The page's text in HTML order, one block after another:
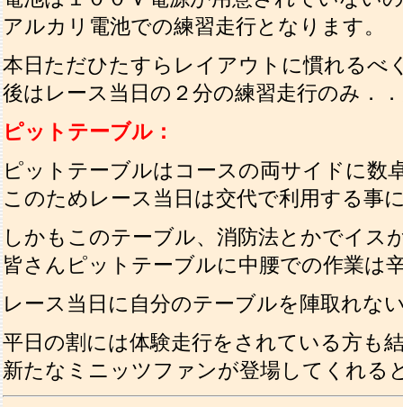
アルカリ電池での練習走行となります。
本日ただひたすらレイアウトに慣れるべ
後はレース当日の２分の練習走行のみ．
ピットテーブル：
ピットテーブルはコースの両サイドに数
このためレース当日は交代で利用する事
しかもこのテーブル、消防法とかでイス
皆さんピットテーブルに中腰での作業は
レース当日に自分のテーブルを陣取れな
平日の割には体験走行をされている方も
新たなミニッツファンが登場してくれる